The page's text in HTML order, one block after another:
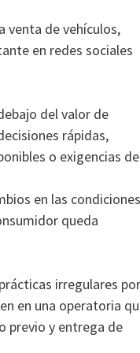
venta de vehículos,
en redes sociales
del valor de
rápidas,
o exigencias de
en las condiciones
queda
irregulares por
en una operatoria
previo y entrega de